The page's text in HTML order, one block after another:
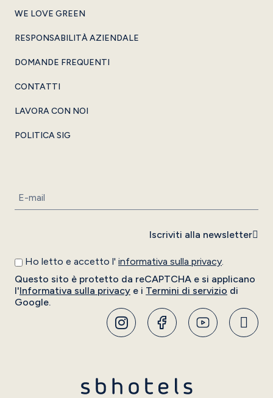
WE LOVE GREEN
RESPONSABILITÀ AZIENDALE
DOMANDE FREQUENTI
CONTATTI
LAVORA CON NOI
POLITICA SIG
Ho letto e accetto l' informativa sulla privacy.
Questo sito è protetto da reCAPTCHA e si applicano
l'Informativa sulla privacy e i Termini di servizio di
Google.
Iscriviti alla newsletter